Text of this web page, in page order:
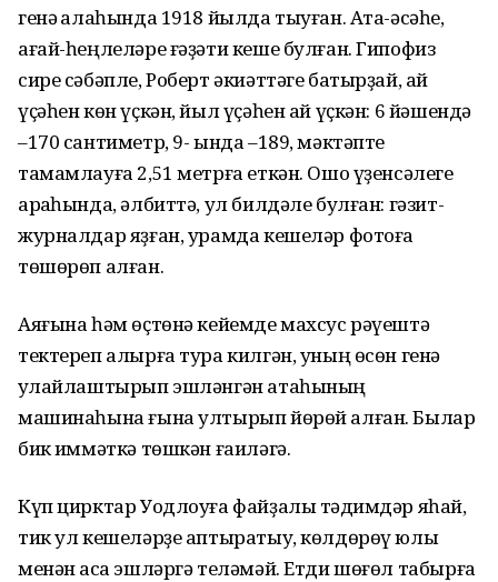
генә ҡалаһында 1918 йылда тыуған. Ата-әсәһе,
ағай-һеңлеләре ғәҙәти кеше булған. Гипофиз
сире сәбәпле, Роберт әкиәттәге батырҙай, ай
үҫәһен көн үҫкән, йыл үҫәһен ай үҫкән: 6 йәшендә
–170 сантиметр, 9- ында –189, мәктәпте
тамамлауға 2,51 метрға еткән. Ошо үҙенсәлеге
арҡаһында, әлбиттә, ул билдәле булған: гәзит-
журналдар яҙған, урамда кешеләр фотоға
төшөрөп алған.
Аяғына һәм өҫтөнә кейемде махсус рәүештә
тектереп алырға тура килгән, уның өсөн генә
ҡулайлаштырып эшләнгән атаһының
машинаһына ғына ултырып йөрөй алған. Былар
бик ҡиммәткә төшкән ғаиләгә.
Күп цирктар Уодлоуға файҙалы тәҡдимдәр яһай,
тик ул кешеләрҙе аптыратыу, көлдөрөү юлы
менән аҡса эшләргә теләмәй. Етди шөғөл табырға